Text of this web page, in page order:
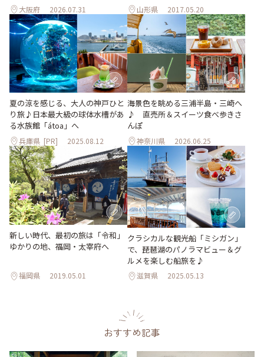
大阪府 2026.07.31 山形県 2017.05.20
夏の涼を感じる、大人の神戸ひと
り旅♪日本最大級の球体水槽があ
る水族館「átoa」へ
兵庫県 [PR] 2025.08.12
海景色を眺める三浦半島・三崎へ
♪ 直売所＆スイーツ食べ歩きさ
んぽ
神奈川県 2026.06.25
新しい時代、最初の旅は「令和」
ゆかりの地、福岡・太宰府へ
福岡県 2019.05.01
クラシカルな観光船「ミシガン」
で、琵琶湖のパノラマビュー＆グ
ルメを楽しむ船旅を♪
滋賀県 2025.05.13
おすすめ記事